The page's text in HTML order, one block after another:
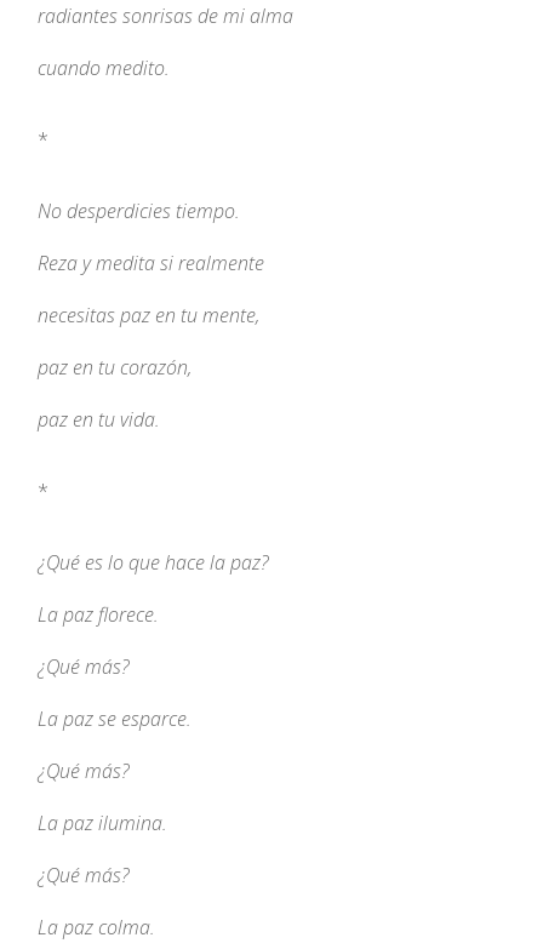
radiantes sonrisas de mi alma
cuando medito.
*
No desperdicies tiempo.
Reza y medita si realmente
necesitas paz en tu mente,
paz en tu corazón,
paz en tu vida.
*
¿Qué es lo que hace la paz?
La paz florece.
¿Qué más?
La paz se esparce.
¿Qué más?
La paz ilumina.
¿Qué más?
La paz colma.